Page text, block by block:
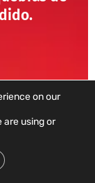
on our
are using or
GDPR Cookie